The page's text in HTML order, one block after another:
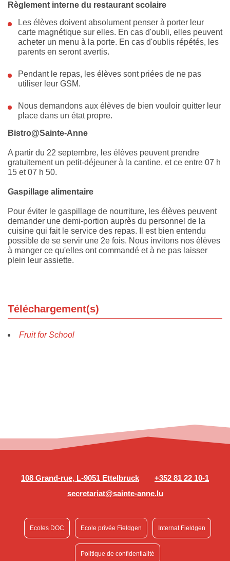
Règlement interne du restaurant scolaire
Les élèves doivent absolument penser à porter leur
carte magnétique sur elles. En cas d'oubli, elles peuvent
acheter un menu à la porte. En cas d'oublis répétés, les
parents en seront avertis.
Pendant le repas, les élèves sont priées de ne pas
utiliser leur GSM.
Nous demandons aux élèves de bien vouloir quitter leur
place dans un état propre.
Bistro@Sainte-Anne
A partir du 22 septembre, les élèves peuvent prendre
gratuitement un petit-déjeuner à la cantine, et ce entre 07 h
15 et 07 h 50.
Gaspillage alimentaire
Pour éviter le gaspillage de nourriture, les élèves peuvent
demander une demi-portion auprès du personnel de la
cuisine qui fait le service des repas. Il est bien entendu
possible de se servir une 2e fois. Nous invitons nos élèves
à manger ce qu'elles ont commandé et à ne pas laisser
plein leur assiette.
Téléchargement(s)
Fruit for School
108 Grand-rue, L-9051 Ettelbruck
+352 81 22 10-1
secretariat@sainte-anne.lu
Ecoles DOC Ecole privée Fieldgen Internat Fieldgen
Politique de confidentialité